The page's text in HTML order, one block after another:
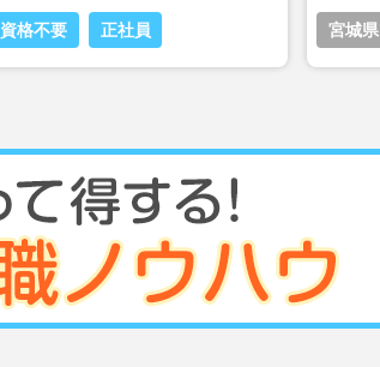
資格不要 正社員 宮城県